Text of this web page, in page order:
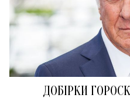
ДОБІРКИ